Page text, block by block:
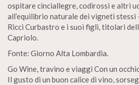
ospitare cinciallegre, codirossi e altri
all’equilibrio naturale dei vigneti stessi
Ricci Curbastro e i suoi figli, titolari
Capriolo.
Fonte: Giorno Alta Lombardia.
Go Wine, travino e viaggi Con un
Il gusto di un buon calice di vino,